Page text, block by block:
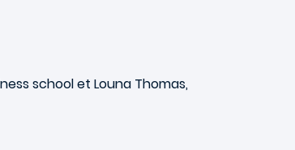
school et Louna Thomas,